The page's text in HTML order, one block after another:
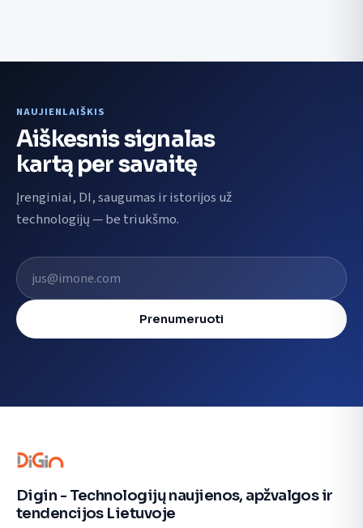
NAUJIENLAIŠKIS
Aiškesnis signalas
kartą per savaitę
Įrenginiai, DI, saugumas ir istorijos už
technologijų — be triukšmo.
El. pašto adresas
Prenumeruoti
Digin - Technologijų naujienos, apžvalgos ir
tendencijos Lietuvoje